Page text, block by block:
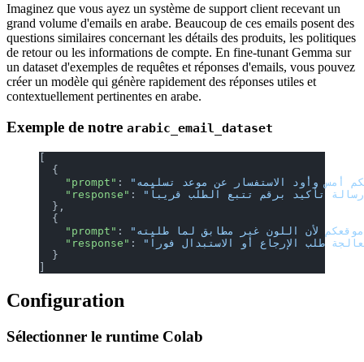
Imaginez que vous ayez un système de support client recevant un
grand volume d'emails en arabe. Beaucoup de ces emails posent des
questions similaires concernant les détails des produits, les politiques
de retour ou les informations de compte. En fine-tunant Gemma sur
un dataset d'exemples de requêtes et réponses d'emails, vous pouvez
créer un modèle qui génère rapidement des réponses utiles et
contextuellement pertinentes en arabe.
Exemple de notre arabic_email_dataset
  {
    "prompt"
:
    "response"
:
  },
  {
    "prompt"
:
    "response"
:
  }
Configuration
Sélectionner le runtime Colab